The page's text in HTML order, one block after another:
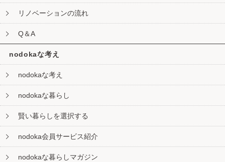
リノベーションの流れ
Q＆A
nodokaな考え
nodokaな考え
nodokaな暮らし
賢い暮らしを選択する
nodoka会員サービス紹介
nodokaな暮らしマガジン